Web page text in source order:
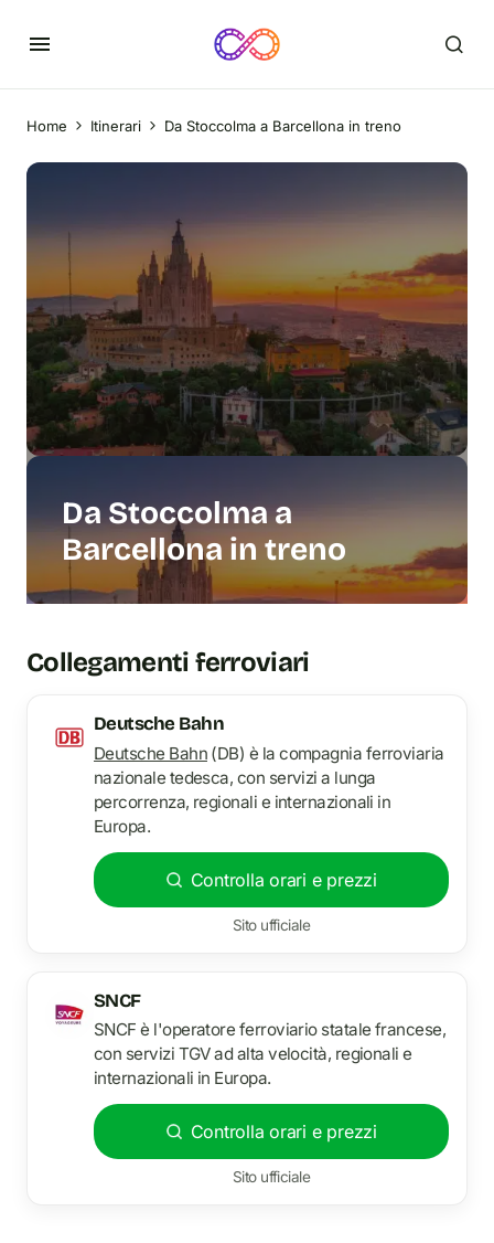
Home Itinerari Da Stoccolma a Barcellona in treno
Da Stoccolma a
Barcellona in treno
Collegamenti ferroviari
Deutsche Bahn
Deutsche Bahn(DB) è la compagnia ferroviaria
nazionale tedesca, con servizi a lunga
percorrenza, regionali e internazionali in
Europa.
Controlla orari e prezzi
Sito ufficiale
SNCF
SNCF è l'operatore ferroviario statale francese,
con servizi TGV ad alta velocità, regionali e
internazionali in Europa.
Controlla orari e prezzi
Sito ufficiale